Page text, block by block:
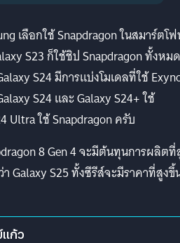
เลือกใช้ Snapdragon ในสมาร์ตโ
S23 ก็ใช้ชิป Snapdragon ทั้งหมด
S24 มีการแบ่งโมเดลที่ใช้
S24 และ Galaxy S24+ ใช้
Ultra ใช้ Snapdragon ครับ
8 Gen 4 จะมีต้นทุนการผลิตที่
Galaxy S25 ทั้งซีรีส์จะมีราคาที่สูงขึ้
ก้ว